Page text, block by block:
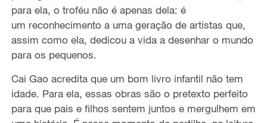
y
V
i
d
para ela, o troféu não é apenas dela: é
um reconhecimento a uma geração de artistas que,
assim como ela, dedicou a vida a desenhar o mundo
para os pequenos.
Cai Gao acredita que um bom livro infantil não tem
idade. Para ela, essas obras são o pretexto perfeito
para que pais e filhos sentem juntos e mergulhem em